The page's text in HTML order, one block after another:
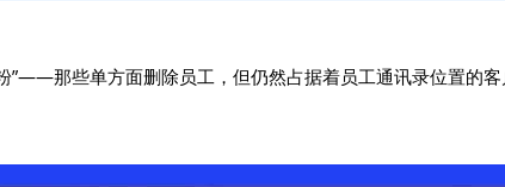
”——那些单方面删除员工，但仍然占据着员工通讯录位置的客